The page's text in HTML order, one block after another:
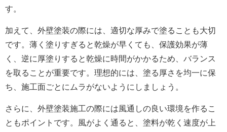
す。
加えて、外壁塗装の際には、適切な厚みで塗ることも大切
です。薄く塗りすぎると乾燥が早くても、保護効果が薄
く、逆に厚塗りすると乾燥に時間がかかるため、バランス
を取ることが重要です。理想的には、塗る厚さを均一に保
ち、施工面ごとにムラがないようにしましょう。
さらに、外壁塗装施工の際には風通しの良い環境を作るこ
ともポイントです。風がよく通ると、塗料が乾く速度が上